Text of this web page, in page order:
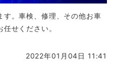
す。車検、修理、その他お車
せください。
2022年01月04日 11:41